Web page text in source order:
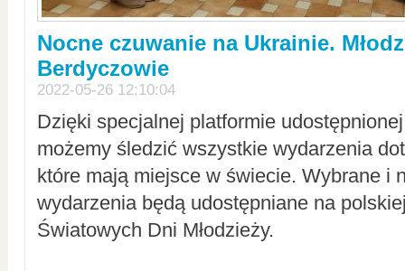
Nocne czuwanie na Ukrainie.
Berdyczowie
2022-05-26 12:10:04
Dzięki specjalnej platformie
możemy śledzić wszystkie wydarzenia
które mają miejsce w świecie. Wybrane i
wydarzenia będą udostępniane na
Światowych Dni Młodzieży.